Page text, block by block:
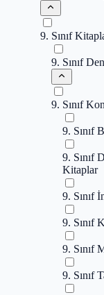
9. Sınıf
9. Sınıf
9. Sınıf
9. Sınıf
9. Sınıf
Kitaplar
9. Sınıf
9. Sınıf
9. Sınıf
9. Sınıf